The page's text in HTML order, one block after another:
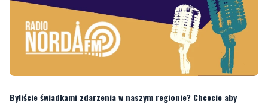
Byliście świadkami zdarzenia w naszym regionie? Chcecie aby
nasza redakcja zajęła się jakimś tematem? Czekamy na Wasze
pośrednictwemstrony facebookowej,strony na X i mailowo: